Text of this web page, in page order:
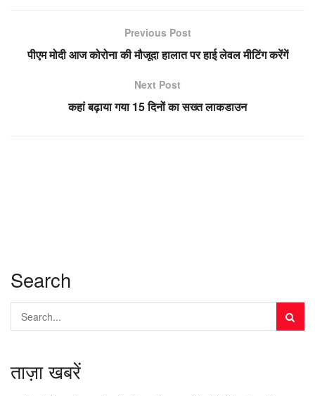
Previous Post
पीएम मोदी आज कोरोना की मौजूदा हालात पर हाई लेवल मीटिंग करेंगें
Next Post
कहां बढ़ाया गया 15 दिनों का सख्त लाकडाउन
Search
ताज़ा खबरें